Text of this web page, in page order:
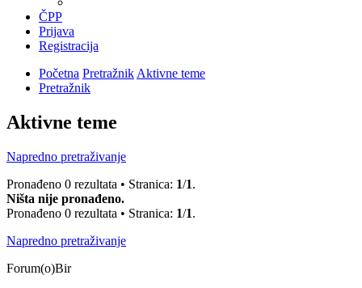
ČPP
Prijava
Registracija
Početna PretražnikAktivne teme
Pretražnik
Aktivne teme
Napredno pretraživanje
Pronađeno 0 rezultata • Stranica: 1/1.
Ništa nije pronađeno.
Pronađeno 0 rezultata • Stranica: 1/1.
Napredno pretraživanje
Forum(o)Bir